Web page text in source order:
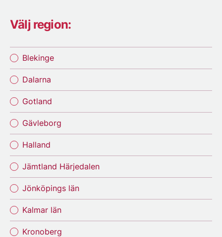
Välj region:
Blekinge
Dalarna
Gotland
Gävleborg
Halland
Jämtland Härjedalen
Jönköpings län
Kalmar län
Kronoberg